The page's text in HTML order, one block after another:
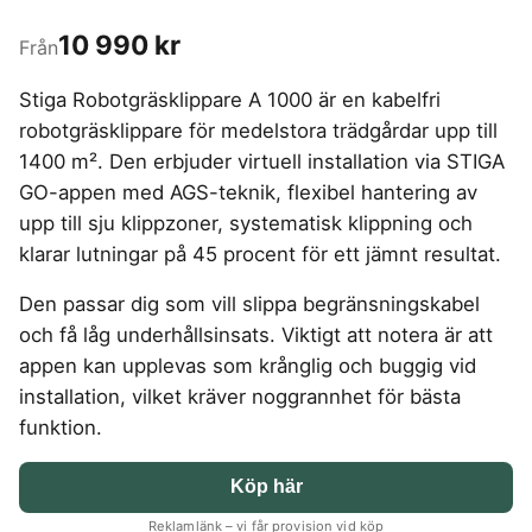
Robotdammsugare
Skaftdammsugare
Steamer
Strykjärn
Airfryer
Brödrost
Airfryer
Elektrisk
Pizzaugn
Elvisp
Gjutjärnsgryta
Glassmaskin
Kaffebryggare
Knivslip
Kockkniv
Köksassistent
Mikrovågsugn
Pizzaugn
Gasol
Skärbräda
Smashjärn
Stekbord
Stekpanna
LIVSMEDEL
SOVRUM
VITVAROR
GAMING
Gaming Headset
Gaming hörlursställ
Gaming Laptop
Gaming router
Gaming Skärm
Gaming Tangentbord
Gamingbord
Gamingmus
Gamingstol
VR Headset
LJUD & BILD
75 Tum TV
Trådlösa hörlurar
TV 50 tum
TV 55 tum
Hundförsäkring
Kattförsäkring
MEDIA & TELEKOM
Bredband
Mobilabonnemang
Mobilt bredband
TV Abonnemang
Rödljusterapi
ACCESSOARER
Solglasögon
KOSTTILLSKOTT
Ashwagandha
C vitamin
Elektrolyter
Kollagen
Kosttillskott klimakteriet
Magnesium
MSM
NMN
Omega 3
Probiotika
Testosteron tillskott
4-manna tält
5-manna tält
Abborrespö
Familjetält
Jaktkängor
Campingbord
Regnställ vandring
Tält
Tält budget
Vandringsbyxor
herr
Vandringskängor
dam
SPORT
Driver
Golfklocka
Golfset
Träningsklocka dam
Cykelhjälm barn
UTELEK & AKTIVITETER
Berg studsmatta
Gungställning
Lekstuga
Liten studsmatta
Oval studsmatta
Rektangulär studsmatta
Stor studsmatta
Studsmatta
Sommardäck
Konsumentvägledning
Från10 990 kr
Stiga Robotgräsklippare A 1000 är en kabelfri
robotgräsklippare för medelstora trädgårdar upp till
1400 m². Den erbjuder virtuell installation via STIGA
GO-appen med AGS-teknik, flexibel hantering av
upp till sju klippzoner, systematisk klippning och
klarar lutningar på 45 procent för ett jämnt resultat.
Den passar dig som vill slippa begränsningskabel
och få låg underhållsinsats. Viktigt att notera är att
appen kan upplevas som krånglig och buggig vid
installation, vilket kräver noggrannhet för bästa
funktion.
Köp här
Reklamlänk – vi får provision vid köp